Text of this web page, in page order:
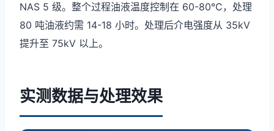
NAS 5 级。整个过程油液温度控制在 60-80°C，处理
80 吨油液约需 14-18 小时。处理后介电强度从 35kV
提升至 75kV 以上。
实测数据与处理效果